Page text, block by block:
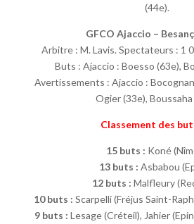
(44e).
GFCO Ajaccio –
Arbitre : M. Lavis. Spectateurs : 1
Buts : Ajaccio : Boesso (63e),
Avertissements : Ajaccio :
Ogier (33e), Boussaha
Classement des
15 buts : Koné
13 buts : Asbabou
12 buts : Malfleury
10 buts : Scarpelli (Fréjus Saint-
9 buts : Lesage (Créteil), Jahier